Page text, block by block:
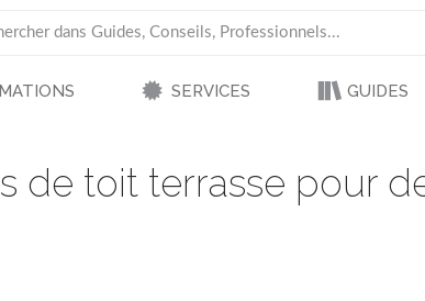
SERVICES GUIDES
de toit terrasse pour